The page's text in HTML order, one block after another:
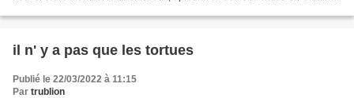
il n' y a pas que les tortues
Publié le 22/03/2022 à 11:15
Par trublion